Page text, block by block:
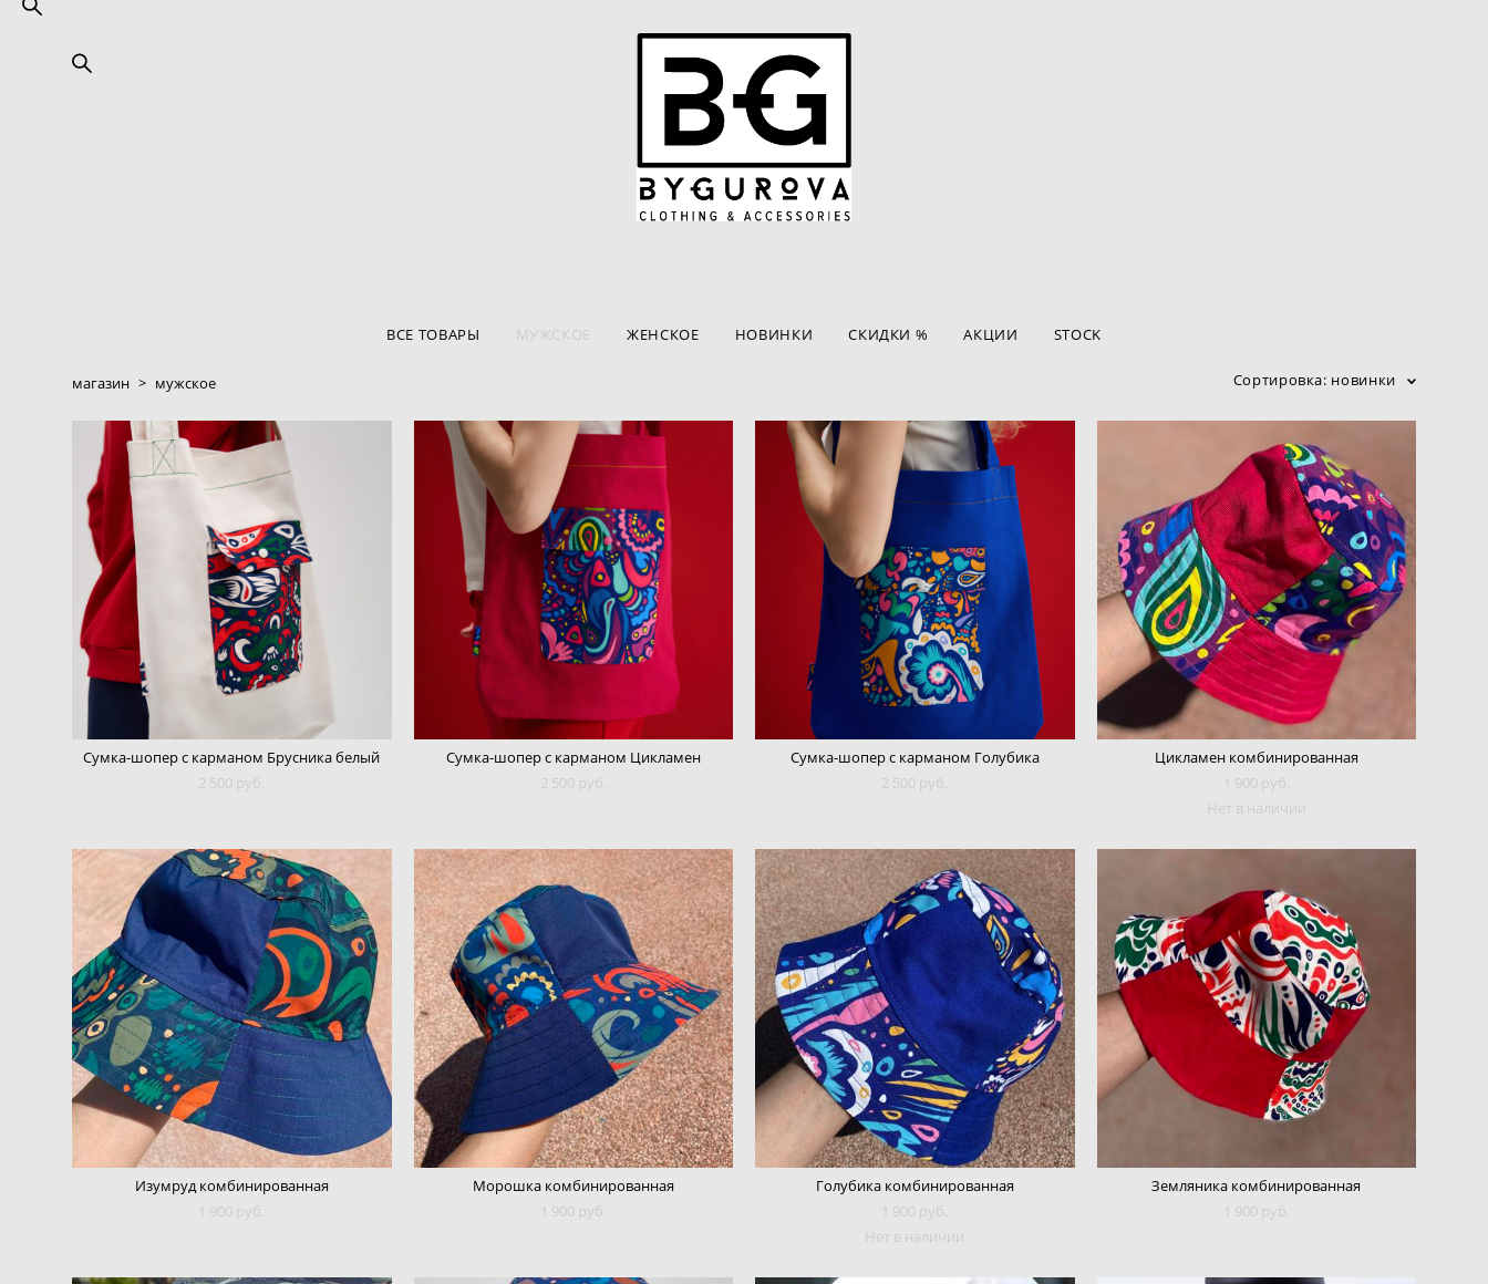
ВСЕ ТОВАРЫ МУЖСКОЕ ЖЕНСКОЕ НОВИНКИ СКИДКИ % АКЦИИ STOCK
магазин > мужское Сортировка: новинки
Сумка-шопер с карманом Брусника белый
2 500 pуб.
Сумка-шопер с карманом Цикламен
2 500 pуб.
Сумка-шопер с карманом Голубика
2 500 pуб.
Цикламен комбинированная
1 900 pуб.
Нет в наличии
Изумруд комбинированная
1 900 pуб.
Морошка комбинированная
1 900 pуб.
Голубика комбинированная
1 900 pуб.
Нет в наличии
Земляника комбинированная
1 900 pуб.